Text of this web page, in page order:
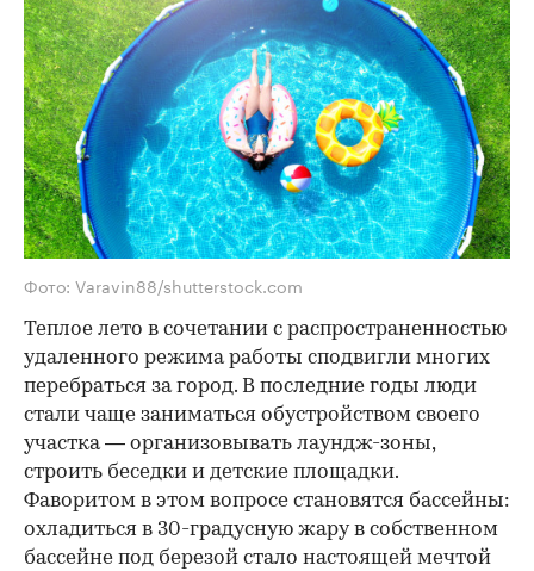
Фото: Varavin88/shutterstock.com
Теплое лето в сочетании с распространенностью
удаленного режима работы сподвигли многих
перебраться за город. В последние годы люди
стали чаще заниматься обустройством своего
участка — организовывать лаундж-зоны,
строить беседки и детские площадки.
Фаворитом в этом вопросе становятся бассейны:
охладиться в 30-градусную жару в собственном
бассейне под березой стало настоящей мечтой